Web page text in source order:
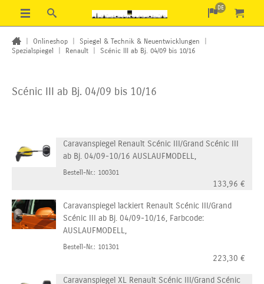
DE
Onlineshop Spiegel & Technik & Neuentwicklungen
Spezialspiegel
Renault Scénic III ab Bj. 04/09 bis 10/16
Scénic III ab Bj. 04/09 bis 10/16
Caravanspiegel Renault Scénic III/Grand Scénic III
ab Bj. 04/09-10/16 AUSLAUFMODELL,
Bestell-Nr.: 100301
133,96 €
Caravanspiegel lackiert Renault Scénic III/Grand
Scénic III ab Bj. 04/09-10/16, Farbcode:
AUSLAUFMODELL,
Bestell-Nr.: 101301
223,30 €
Caravanspiegel XL Renault Scénic III/Grand Scénic